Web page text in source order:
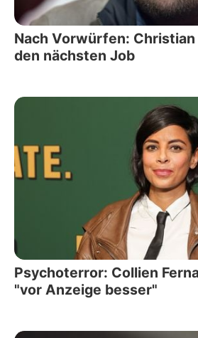
Nach Vorwürfen:
den nächsten Job
Psychoterror: Collien
"vor Anzeige besser"